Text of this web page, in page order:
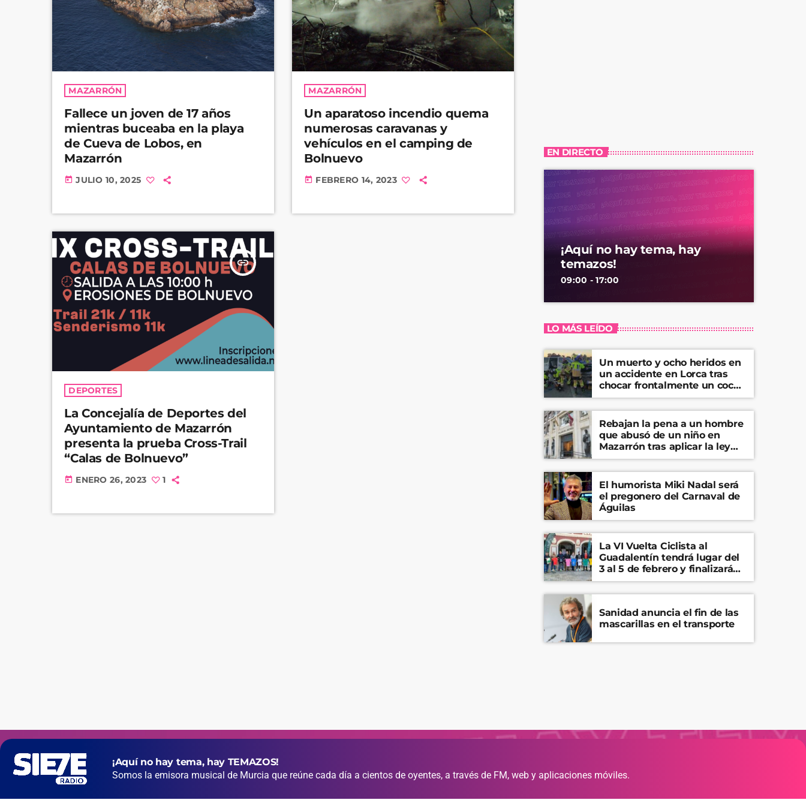
MAZARRÓN
Fallece un joven de 17 años
mientras buceaba en la playa
de Cueva de Lobos, en
Mazarrón
today JULIO 10, 2025
MAZARRÓN
Un aparatoso incendio quema
numerosas caravanas y
vehículos en el camping de
Bolnuevo
today FEBRERO 14, 2023
insert_link
DEPORTES
La Concejalía de Deportes del
Ayuntamiento de Mazarrón
presenta la prueba Cross-Trail
“Calas de Bolnuevo”
today ENERO 26, 2023 1
EN DIRECTO
¡Aquí no hay tema, hay
temazos!
09:00 - 17:00
LO MÁS LEÍDO
Un muerto y ocho heridos en
un accidente en Lorca tras
chocar frontalmente un coche
y una furgoneta
Rebajan la pena a un hombre
que abusó de un niño en
Mazarrón tras aplicar la ley
del ‘solo sí es sí’
El humorista Miki Nadal será
el pregonero del Carnaval de
Águilas
La VI Vuelta Ciclista al
Guadalentín tendrá lugar del
3 al 5 de febrero y finalizará
en el Castillo de Lorca
Sanidad anuncia el fin de las
mascarillas en el transporte
¡Aquí no hay tema, hay TEMAZOS!
Somos la emisora musical de Murcia que reúne cada día a cientos de oyentes, a través de FM, web y aplicaciones móviles.